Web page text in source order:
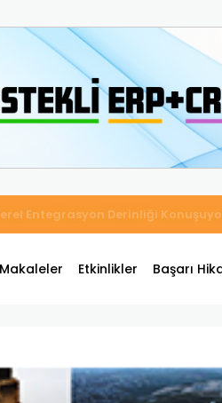
Üretim, Satış ve Muhasebe
Makaleler Etkinlikler Başarı